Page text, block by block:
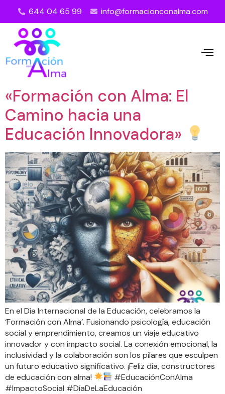
644 04 65 99 info@formacionconalma.com
«Formación con Alma: El
Camino hacia una
Educación Innovadora»
En el Día Internacional de la Educación, celebramos la
‘Formación con Alma’. Fusionando psicología, educación
social y emprendimiento, creamos un viaje educativo
innovador y con impacto social. La conexión emocional, la
inclusividad y la colaboración son los pilares que esculpen
un futuro educativo significativo. ¡Feliz día, constructores
de educación con alma!
#EducaciónConAlma
#ImpactoSocial #DíaDeLaEducación